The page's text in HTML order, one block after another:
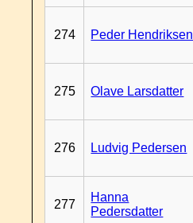
274 Peder Hendriksen
275 Olave Larsdatter
276 Ludvig Pedersen
277
Hanna
Pedersdatter